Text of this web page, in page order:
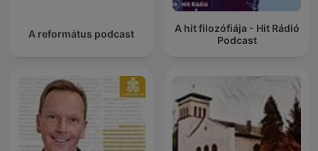
A református podcast
A hit filozófiája - Hit Rádió
Podcast